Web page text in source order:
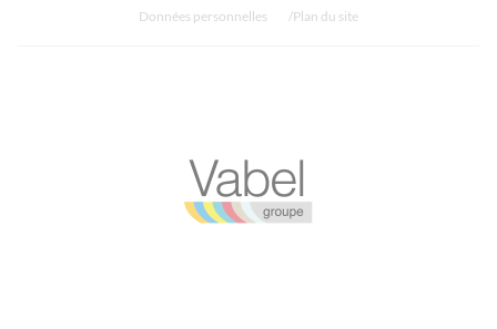
Données personnelles
Plan du site